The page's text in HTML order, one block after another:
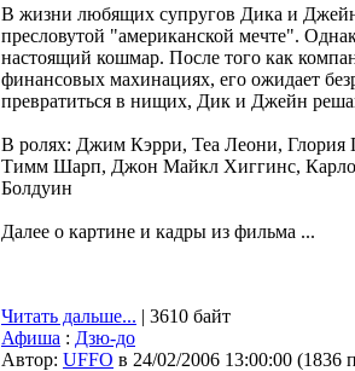
В жизни любящих супругов Дика и Джейн
пресловутой "американской мечте".
настоящий кошмар. После того как
финансовых махинациях, его ожидает
превратиться в нищих, Дик и Джейн
В ролях: Джим Кэрри, Теа Леони,
Тимм Шарп, Джон Майкл Хиггинс,
Болдуин
Далее о картине и кадры из фильма ...
Читать дальше... | 3610 байт
Афиша : Дзю-до
Автор: UFFO в 24/02/2006 13:00:00 (1836